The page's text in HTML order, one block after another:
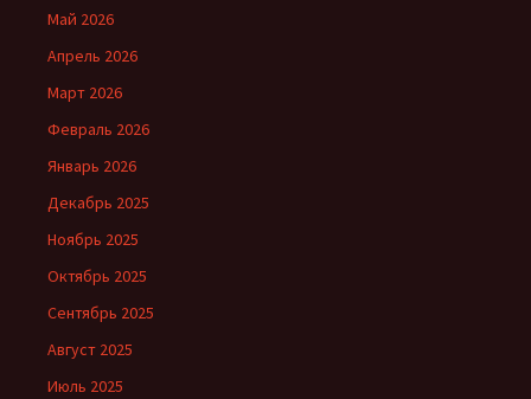
Май 2026
Апрель 2026
Март 2026
Февраль 2026
Январь 2026
Декабрь 2025
Ноябрь 2025
Октябрь 2025
Сентябрь 2025
Август 2025
Июль 2025